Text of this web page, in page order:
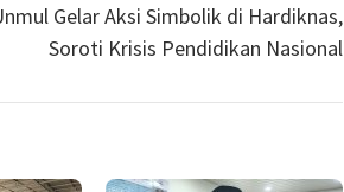
Gelar Aksi Simbolik di Hardiknas,
Soroti Krisis Pendidikan Nasional